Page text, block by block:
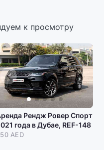
к просмотру
Рендж Ровер Спорт
года в Дубае, REF-148
AED